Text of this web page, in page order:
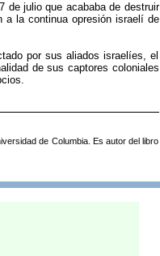
de julio que acababa de destruir
a la continua opresión israelí de
por sus aliados israelíes, el
de sus captores coloniales
de Columbia. Es autor del libro